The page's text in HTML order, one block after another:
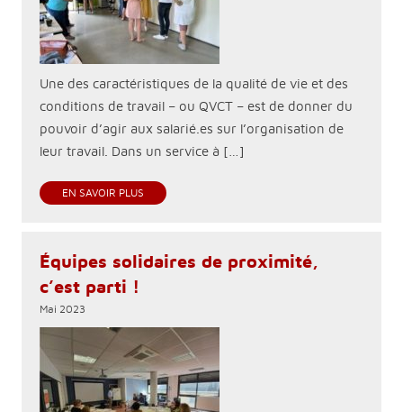
Une des caractéristiques de la qualité de vie et des
conditions de travail – ou QVCT – est de donner du
pouvoir d’agir aux salarié.es sur l’organisation de
leur travail. Dans un service à […]
EN SAVOIR PLUS
Équipes solidaires de proximité,
c’est parti !
Mai 2023